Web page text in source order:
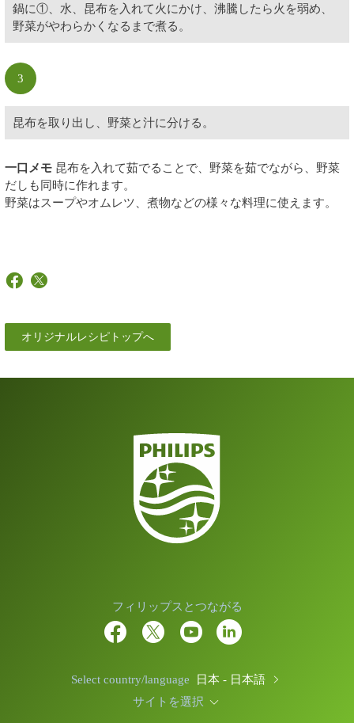
鍋に①、水、昆布を入れて火にかけ、沸騰したら火を弱め、
野菜がやわらかくなるまで煮る。
3
昆布を取り出し、野菜と汁に分ける。
一口メモ 昆布を入れて茹でることで、野菜を茹でながら、野菜
だしも同時に作れます。
野菜はスープやオムレツ、煮物などの様々な料理に使えます。
オリジナルレシピトップへ
フィリップスとつながる
Select country/language
日本 - 日本語
サイトを選択